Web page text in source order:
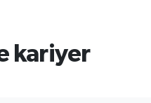
kariyer
ve Fikstür